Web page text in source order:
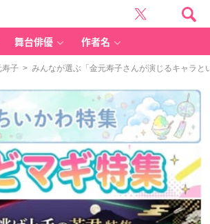
舞台俳優 作者名
寿子 > みんなが選ぶ「金元寿子さんが演じるキャラ